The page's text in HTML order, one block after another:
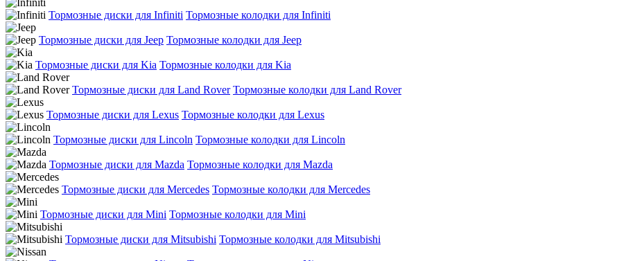
Тормозные диски для Infiniti Тормозные колодки для Infiniti
Тормозные диски для Jeep Тормозные колодки для Jeep
Тормозные диски для Kia Тормозные колодки для Kia
Тормозные диски для Land Rover Тормозные колодки для Land Rover
Тормозные диски для Lexus Тормозные колодки для Lexus
Тормозные диски для Lincoln Тормозные колодки для Lincoln
Тормозные диски для Mazda Тормозные колодки для Mazda
Тормозные диски для Mercedes Тормозные колодки для Mercedes
Тормозные диски для Mini Тормозные колодки для Mini
Тормозные диски для Mitsubishi Тормозные колодки для Mitsubishi